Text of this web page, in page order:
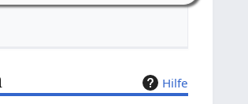
Hilfe